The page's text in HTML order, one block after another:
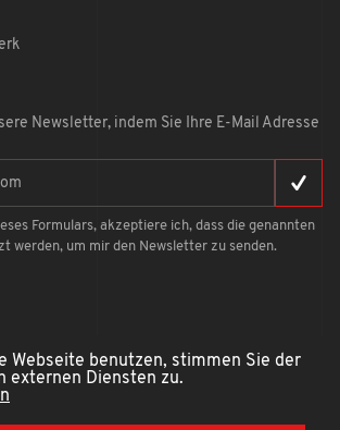
Newsletter, indem Sie Ihre E-Mail Adresse
Formulars, akzeptiere ich, dass die genannten
werden, um mir den Newsletter zu senden.
Webseite benutzen, stimmen Sie der
externen Diensten zu.